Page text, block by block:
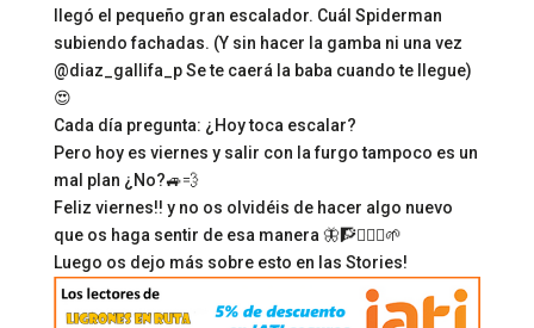
llegó el pequeño gran escalador. Cuál Spiderman
subiendo fachadas. (Y sin hacer la gamba ni una vez
@diaz_gallifa_p Se te caerá la baba cuando te llegue)
😍
Cada día pregunta: ¿Hoy toca escalar?
Pero hoy es viernes y salir con la furgo tampoco es un
mal plan ¿No?🚙💨
Feliz viernes!! y no os olvidéis de hacer algo nuevo
que os haga sentir de esa manera 🦋🧗🧗🏻‍♂️🌱
Luego os dejo más sobre esto en las Stories!